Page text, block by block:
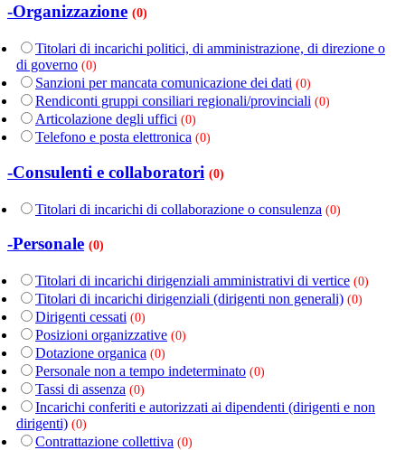
-Organizzazione (0)
Titolari di incarichi politici, di amministrazione, di direzione o
di governo (0)
Sanzioni per mancata comunicazione dei dati (0)
Rendiconti gruppi consiliari regionali/provinciali (0)
Articolazione degli uffici (0)
Telefono e posta elettronica (0)
-Consulenti e collaboratori (0)
Titolari di incarichi di collaborazione o consulenza (0)
-Personale (0)
Titolari di incarichi dirigenziali amministrativi di vertice (0)
Titolari di incarichi dirigenziali (dirigenti non generali) (0)
Dirigenti cessati (0)
Posizioni organizzative (0)
Dotazione organica (0)
Personale non a tempo indeterminato (0)
Tassi di assenza (0)
Incarichi conferiti e autorizzati ai dipendenti (dirigenti e non
dirigenti) (0)
Contrattazione collettiva (0)